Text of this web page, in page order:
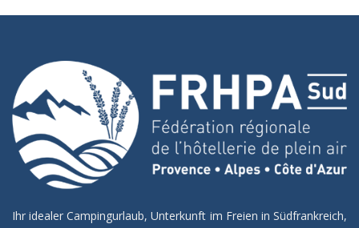
Ihr idealer Campingurlaub, Unterkunft im Freien in Südfrankreich,